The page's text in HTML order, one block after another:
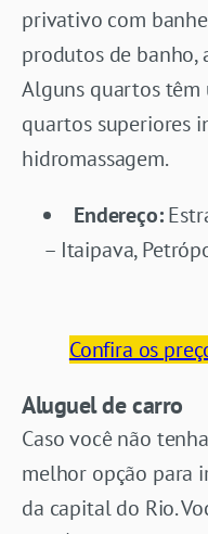
privativo com
produtos de banho,
Alguns quartos têm
quartos superiores
hidromassagem.
Endereço:
– Itaipava,
Confira os
Aluguel de carro
Caso você não
melhor opção para
da capital do Rio.